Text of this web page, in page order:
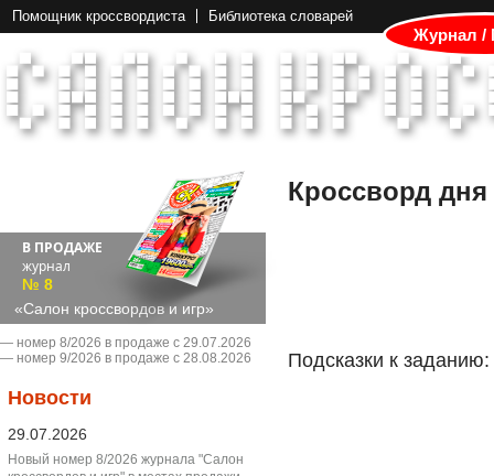
Помощник кроссвордиста Библиотека словарей
Журнал /
В ПРОДАЖЕ
журнал
№ 8
«Салон кроссвордов и игр»
― номер 8/2026 в продаже с 29.07.2026
― номер 9/2026 в продаже с 28.08.2026
Новости
29.07.2026
Новый номер 8/2026 журнала "Салон
Кроссворд дня
Подсказки к заданию: